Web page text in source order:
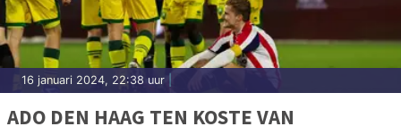
16 januari 2024, 22:38 uur
ADO DEN HAAG TEN KOSTE VAN